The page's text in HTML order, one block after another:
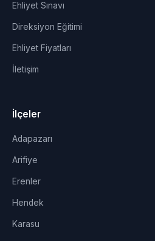
Ehliyet Sınavı
Direksiyon Eğitimi
Ehliyet Fiyatları
İletişim
İlçeler
Adapazarı
Arifiye
Erenler
Hendek
Karasu